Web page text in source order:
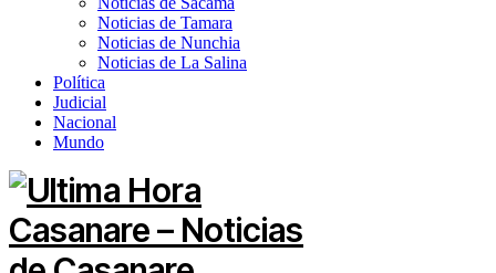
Noticias de Tamara
Noticias de Nunchia
Noticias de La Salina
Política
Judicial
Nacional
Mundo